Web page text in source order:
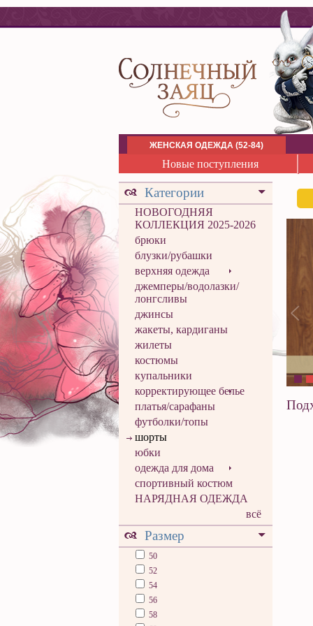
ЖЕНСКАЯ ОДЕЖДА (52-84)
Новые поступления
Категории
НОВОГОДНЯЯ
КОЛЛЕКЦИЯ 2025-2026
брюки
блузки/рубашки
верхняя одежда
джемперы/водолазки/
лонгсливы
джинсы
жакеты, кардиганы
жилеты
костюмы
купальники
корректирующее белье
платья/сарафаны
футболки/топы
шорты
юбки
одежда для дома
спортивный костюм
НАРЯДНАЯ ОДЕЖДА
всё
Размер
50
52
54
56
58